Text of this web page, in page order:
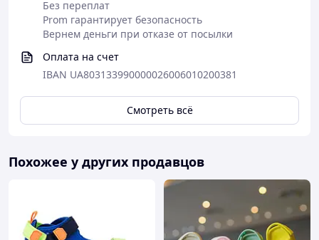
Без переплат
Prom гарантирует безопасность
Вернем деньги при отказе от посылки
Оплата на счет
IBAN UA803133990000026006010200381
Смотреть всё
Похожее у других продавцов